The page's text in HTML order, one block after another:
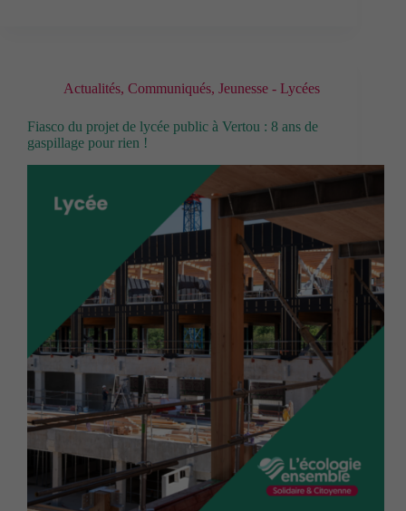
Actualités, Communiqués, Jeunesse - Lycées
Fiasco du projet de lycée public à Vertou : 8 ans de
gaspillage pour rien !